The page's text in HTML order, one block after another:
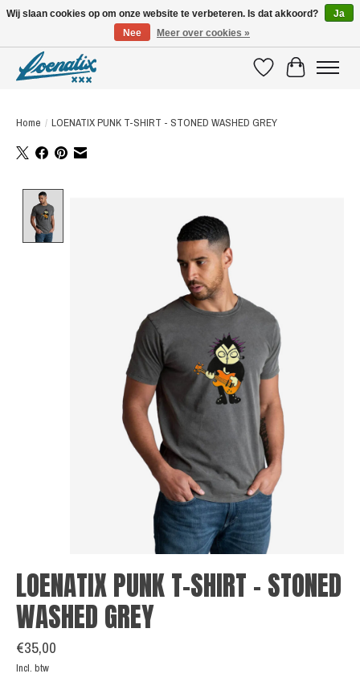
VerlanglijstWinkelwagen
Home / LOENATIX PUNK T-SHIRT - STONED WASHED GREY
LOENATIX PUNK T-SHIRT - STONED
WASHED GREY
€35,00
Incl. btw
Wij slaan cookies op om onze website te verbeteren. Is dat akkoord?
Ja
Nee
Meer over cookies »